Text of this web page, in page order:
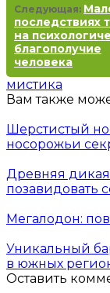
Следующая:
последствиях
на
благополучие
человека
мистика
Вам также
Шерстистый
носорожьи
Древняя дикая
позавидовать
Мегалодон:
Уникальный
в южных
Оставить